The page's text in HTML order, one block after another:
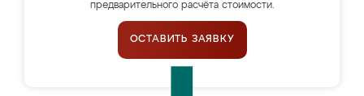
предварительного расчёта стоимости.
ОСТАВИТЬ ЗАЯВКУ